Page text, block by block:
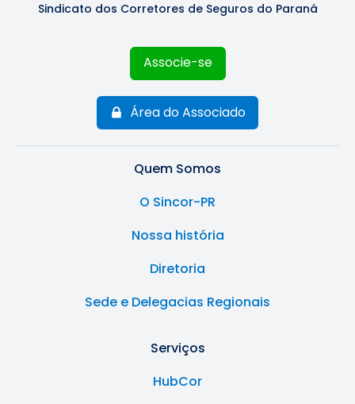
Sindicato dos Corretores de Seguros do Paraná
Associe-se
Área do Associado
Quem Somos
O Sincor-PR
Nossa história
Diretoria
Sede e Delegacias Regionais
Serviços
HubCor